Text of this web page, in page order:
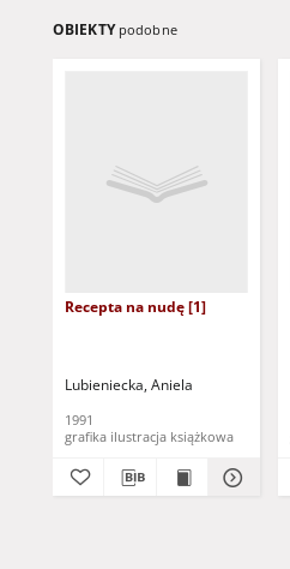
OBIEKTY podobne
Recepta na nudę [1]
Lubieniecka, Aniela
1991
grafika ilustracja książkowa